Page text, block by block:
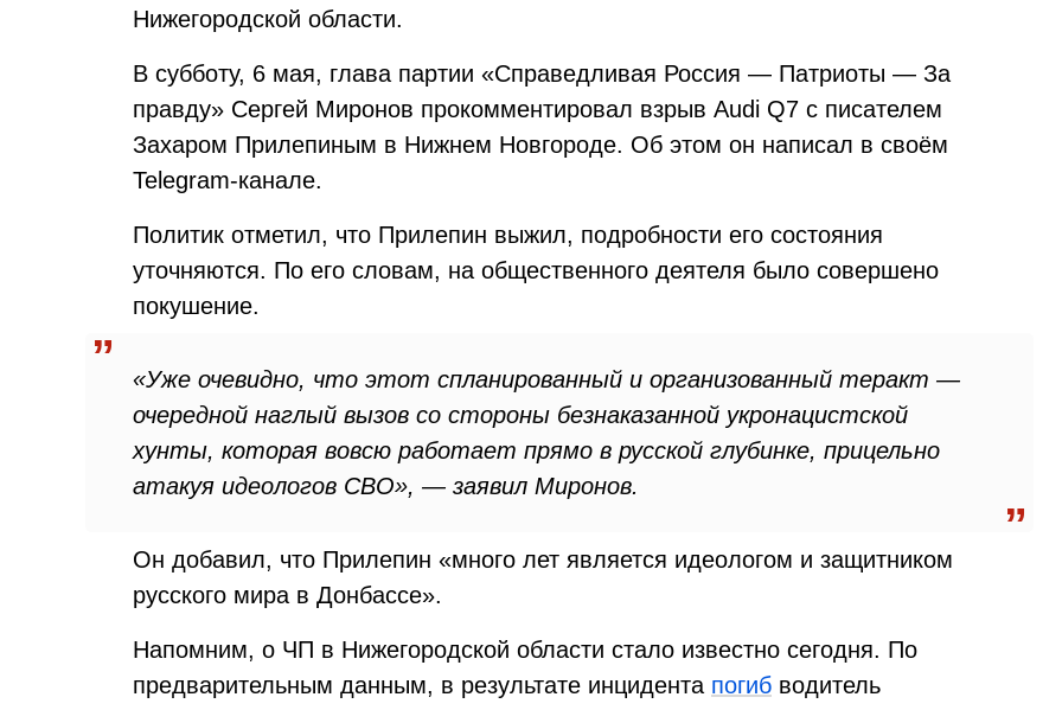
Нижегородской области.
В субботу, 6 мая, глава партии «Справедливая Россия — Патриоты — За
правду» Сергей Миронов прокомментировал взрыв Audi Q7 с писателем
Захаром Прилепиным в Нижнем Новгороде. Об этом он написал в своём
Telegram-канале.
Политик отметил, что Прилепин выжил, подробности его состояния
уточняются. По его словам, на общественного деятеля было совершено
покушение.
«Уже очевидно, что этот спланированный и организованный теракт —
очередной наглый вызов со стороны безнаказанной укронацистской
хунты, которая вовсю работает прямо в русской глубинке, прицельно
атакуя идеологов СВО», — заявил Миронов.
Он добавил, что Прилепин «много лет является идеологом и защитником
русского мира в Донбассе».
Напомним, о ЧП в Нижегородской области стало известно сегодня. По
предварительным данным, в результате инцидента погиб водитель